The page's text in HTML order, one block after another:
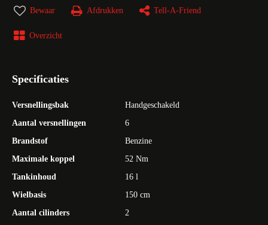
Bewaar Afdrukken Tell-A-Friend
Overzicht
Specificaties
Versnellingsbak
Handgeschakeld
Aantal versnellingen
6
Brandstof
Benzine
Maximale koppel
52 Nm
Tankinhoud
16 l
Wielbasis
150 cm
Aantal cilinders
2